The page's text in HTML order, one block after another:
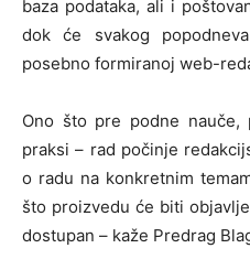
baza podataka, ali i
dok će svakog
posebno formiranoj web-
Ono što pre podne
praksi – rad počinje
o radu na konkretnim
što proizvedu će biti
dostupan – kaže Predrag